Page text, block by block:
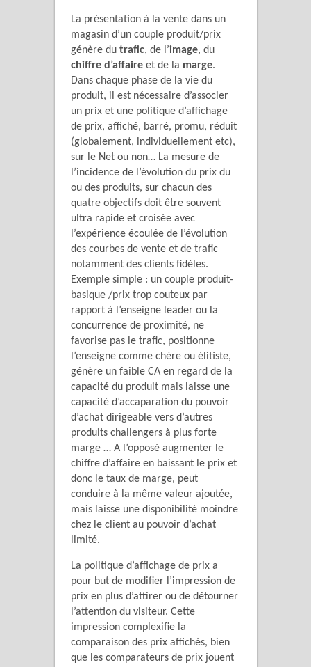
La présentation à la vente dans un
magasin d’un couple produit/prix
génère du trafic, de l’image, du
chiffre d’affaire et de la marge.
Dans chaque phase de la vie du
produit, il est nécessaire d’associer
un prix et une politique d’affichage
de prix, affiché, barré, promu, réduit
(globalement, individuellement etc),
sur le Net ou non… La mesure de
l’incidence de l’évolution du prix du
ou des produits, sur chacun des
quatre objectifs doit être souvent
ultra rapide et croisée avec
l’expérience écoulée de l’évolution
des courbes de vente et de trafic
notamment des clients fidèles.
Exemple simple : un couple produit-
basique /prix trop couteux par
rapport à l’enseigne leader ou la
concurrence de proximité, ne
favorise pas le trafic, positionne
l’enseigne comme chère ou élitiste,
génère un faible CA en regard de la
capacité du produit mais laisse une
capacité d’accaparation du pouvoir
d’achat dirigeable vers d’autres
produits challengers à plus forte
marge … A l’opposé augmenter le
chiffre d’affaire en baissant le prix et
donc le taux de marge, peut
conduire à la même valeur ajoutée,
mais laisse une disponibilité moindre
chez le client au pouvoir d’achat
limité.
La politique d’affichage de prix a
pour but de modifier l’impression de
prix en plus d’attirer ou de détourner
l’attention du visiteur. Cette
impression complexifie la
comparaison des prix affichés, bien
que les comparateurs de prix jouent